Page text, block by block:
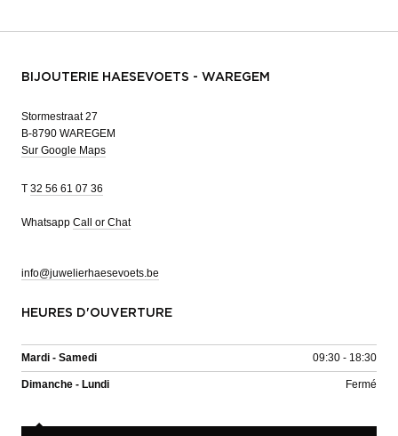
BIJOUTERIE HAESEVOETS - WAREGEM
Stormestraat 27
B-8790 WAREGEM
Sur Google Maps
T 32 56 61 07 36
Whatsapp Call or Chat
info@juwelierhaesevoets.be
HEURES D'OUVERTURE
Mardi - Samedi 09:30 - 18:30
Dimanche - Lundi Fermé